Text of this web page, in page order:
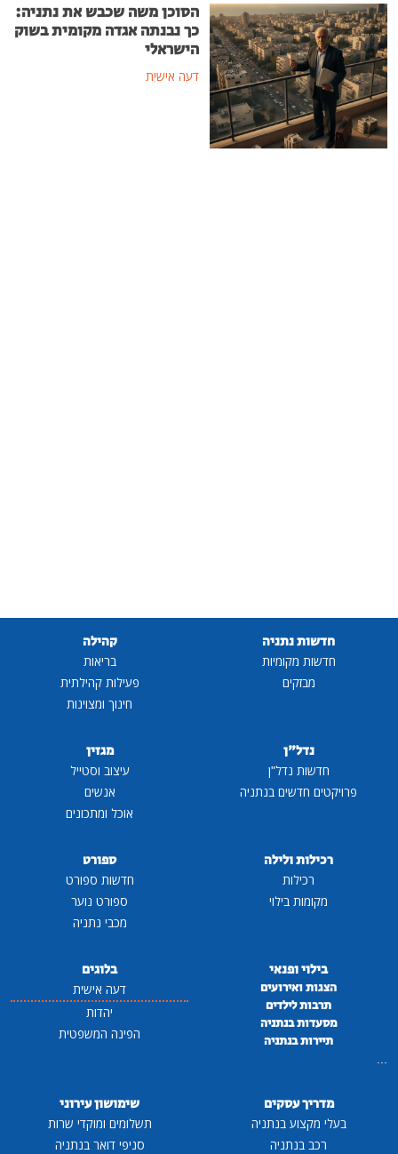
הסוכן משה שכבש את נתניה:
כך נבנתה אגדה מקומית בשוק
הישראלי
דעה אישית
חדשות נתניה
חדשות מקומיות
מבזקים
קהילה
בריאות
פעילות קהילתית
חינוך ומצוינות
נדל"ן
חדשות נדל"ן
פרויקטים חדשים בנתניה
מגזין
עיצוב וסטייל
אנשים
אוכל ומתכונים
רכילות ולילה
רכילות
מקומות בילוי
ספורט
חדשות ספורט
ספורט נוער
מכבי נתניה
בילוי ופנאי
הצגות ואירועים
תרבות לילדים
מסעדות בנתניה
תיירות בנתניה
...
בלוגים
דעה אישית
יהדות
הפינה המשפטית
מדריך עסקים
בעלי מקצוע בנתניה
רכב בנתניה
שימושון עירוני
תשלומים ומוקדי שרות
סניפי דואר בנתניה